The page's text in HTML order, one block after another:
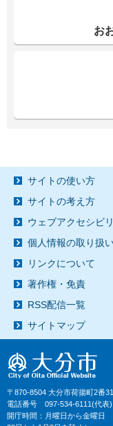
お
サイトの使い方
サイトの考え方
ウェブアクセシビ
個人情報の取り扱
リンクについて
著作権・免責
RSS配信一覧
サイトマップ
〒870-8504 大分市荷揚町2番
電話番号 097-534-6111(代
開庁時間：月曜日から金曜日